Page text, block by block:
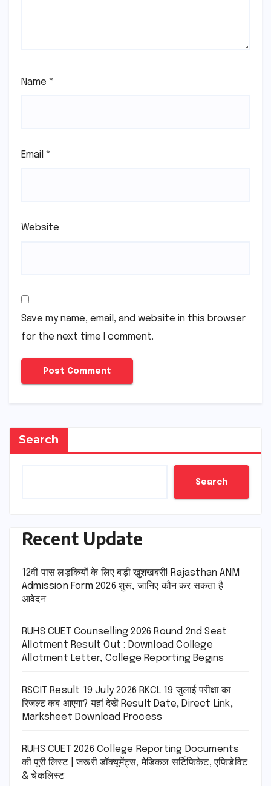
Name *
Email *
Website
Save my name, email, and website in this browser
for the next time I comment.
Search
Search
Recent Update
12वीं पास लड़कियों के लिए बड़ी खुशखबरी! Rajasthan ANM
Admission Form 2026 शुरू, जानिए कौन कर सकता है
आवेदन
RUHS CUET Counselling 2026 Round 2nd Seat
Allotment Result Out : Download College
Allotment Letter, College Reporting Begins
RSCIT Result 19 July 2026 RKCL 19 जुलाई परीक्षा का
रिजल्ट कब आएगा? यहां देखें Result Date, Direct Link,
Marksheet Download Process
RUHS CUET 2026 College Reporting Documents
की पूरी लिस्ट | जरूरी डॉक्यूमेंट्स, मेडिकल सर्टिफिकेट, एफिडेविट
& चेकलिस्ट